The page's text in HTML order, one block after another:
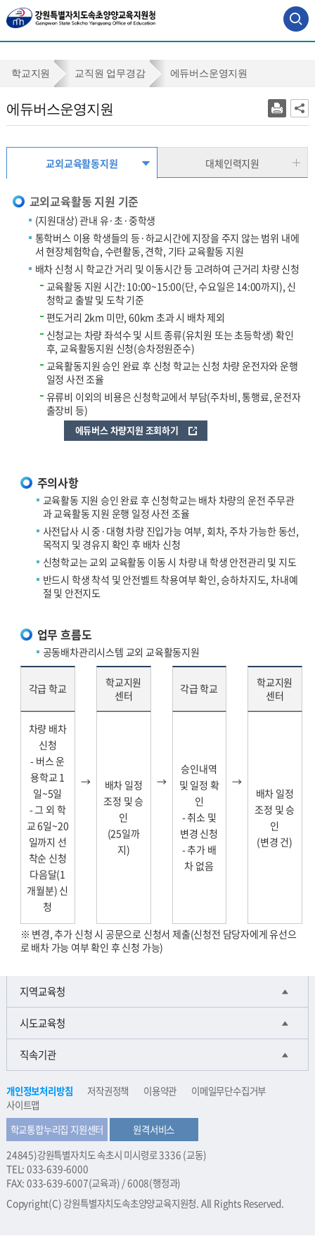
사
이
로
가
기
에
버
영
지
학교지원 교직원 업무경감 에듀버스운영지원
에듀버스운영지원
교외교육활동지원 대체인력지원
교외교육활동 지원 기준
(지원대상) 관내 유·초·중학생
통학버스 이용 학생들의 등·하교시간에 지장을 주지 않는 범위 내에
서 현장체험학습, 수련활동, 견학, 기타 교육활동 지원
배차 신청 시 학교간 거리 및 이동시간 등 고려하여 근거리 차량 신청
교육활동 지원 시간: 10:00~15:00(단, 수요일은 14:00까지), 신
청학교 출발 및 도착 기준
편도거리 2km 미만, 60km 초과 시 배차 제외
신청교는 차량 좌석수 및 시트 종류(유치원 또는 초등학생) 확인
후, 교육활동지원 신청(승차정원준수)
교육활동지원 승인 완료 후 신청 학교는 신청 차량 운전자와 운행
일정 사전 조율
유류비 이외의 비용은 신청학교에서 부담(주차비, 통행료, 운전자
출장비 등)
에듀버스 차량지원 조회하기
주의사항
교육활동 지원 승인 완료 후 신청학교는 배차 차량의 운전 주무관
과 교육활동 지원 운행 일정 사전 조율
사전답사 시 중·대형 차량 진입가능 여부, 회차, 주차 가능한 동선,
목적지 및 경유지 확인 후 배차 신청
신청학교는 교외 교육활동 이동 시 차량 내 학생 안전관리 및 지도
반드시 학생 착석 및 안전벨트 착용여부 확인, 승하차지도, 차내예
절 및 안전지도
업무 흐름도
공동배차관리시스템 교외 교육활동지원
각급 학교
학교지원
센터
각급 학교
학교지원
센터
차량 배차
신청
- 버스 운
용학교 1
일~5일
- 그 외 학
교 6일~20
일까지 선
착순 신청
다음달(1
개월분) 신
청
→
배차 일정
조정 및 승
인
(25일까
지)
→
승인내역
및 일정 확
인
- 취소 및
변경 신청
- 추가 배
차 없음
→
배차 일정
조정 및 승
인
(변경 건)
※ 변경, 추가 신청 시 공문으로 신청서 제출(신청전 담당자에게 유선으
로 배차 가능 여부 확인 후 신청 가능)
지역교육청
시도교육청
직속기관
개인정보처리방침 저작권정책 이용약관
이메일무단수집거부
사이트맵
학교통합누리집 지원센터
원격서비스
24845)강원특별자치도 속초시 미시령로 3336 (교동)
TEL: 033-639-6000
FAX: 033-639-6007(교육과) / 6008(행정과)
Copyright(C) 강원특별자치도속초양양교육지원청. All Rights Reserved.